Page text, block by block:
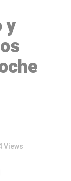
y
Views